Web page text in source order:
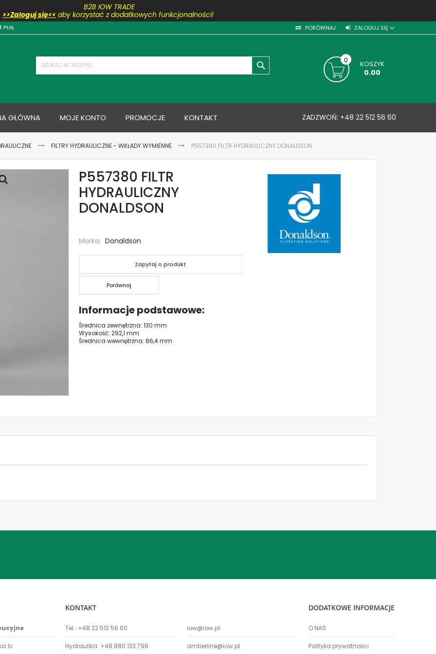
PLN;
do
PORÓWNAJ ZALOGUJ SIĘ
B2B IOW TRADE
>>Zaloguj się<< aby korzystać z dodatkowych funkcjonalności!
KOSZYK
0.00
0
GŁÓWNA MOJE KONTO PROMOCJE KONTAKT ZADZWOŃ: +48 22 512 56 60
FILTRY HYDRAULICZNE - WKŁADY WYMIENNE P557380 FILTR HYDRAULICZNY DONALDSON
P557380 FILTR
HYDRAULICZNY
DONALDSON
Marka Donaldson
Informacje podstawowe
Średnica zewnętrzna: 130 mm
Wysokość: 292,1 mm
Średnica wewnętrzna: 86,4 mm
Zapytaj o produkt
Porównaj
1c
KONTAKT
Tel.: +48 22 512 56 60
Hydraulika: +48 880 123 798
iow@iow.pl
amberline@iow.pl
DODATKOWE INFORMACJE
O NAS
Polityka prywatności